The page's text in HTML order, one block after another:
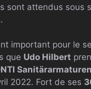
sont attendus sous
important pour le
que Udo Hilbert
2022. Fort de ses